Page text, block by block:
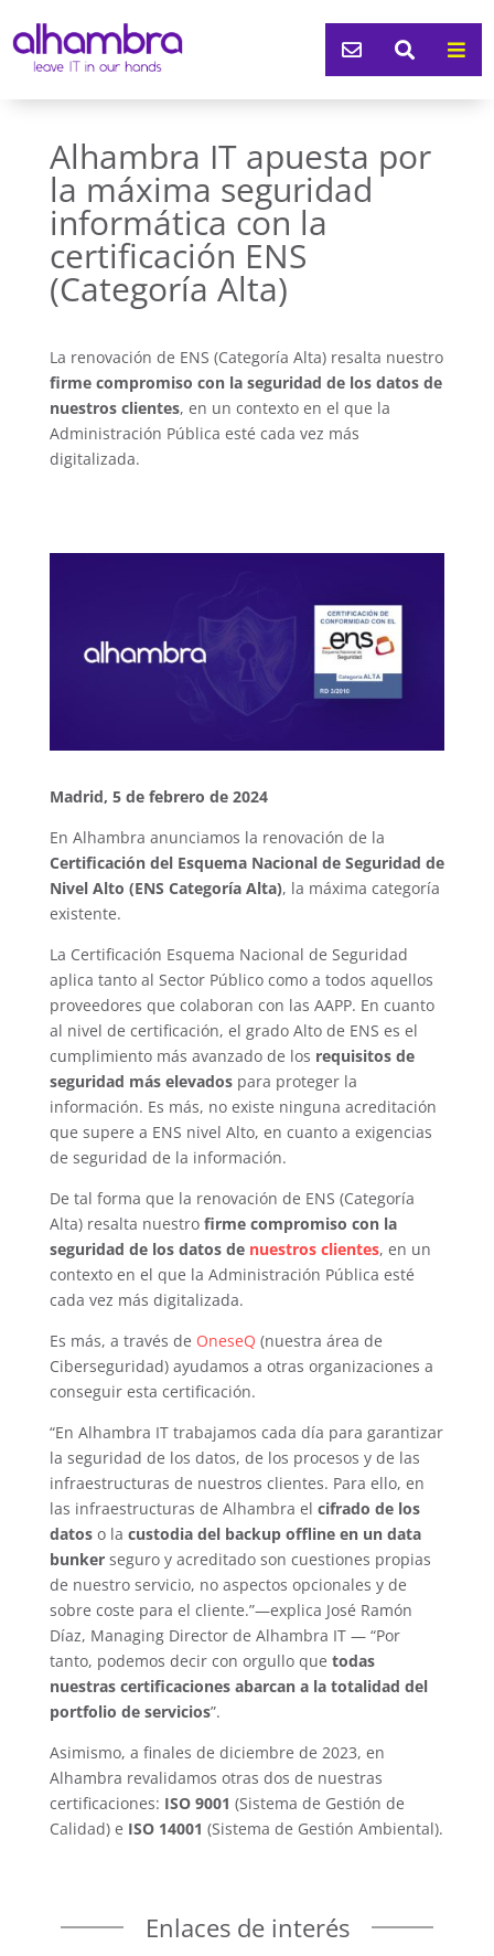
  
Alhambra IT apuesta por
la máxima seguridad
informática con la
certificación ENS
(Categoría Alta)
La renovación de ENS (Categoría Alta) resalta nuestro
firme compromiso con la seguridad de los datos de
nuestros clientes, en un contexto en el que la
Administración Pública esté cada vez más
digitalizada.
Madrid, 5 de febrero de 2024
En Alhambra anunciamos la renovación de la
Certificación del Esquema Nacional de Seguridad de
Nivel Alto (ENS Categoría Alta), la máxima categoría
existente.
La Certificación Esquema Nacional de Seguridad
aplica tanto al Sector Público como a todos aquellos
proveedores que colaboran con las AAPP. En cuanto
al nivel de certificación, el grado Alto de ENS es el
cumplimiento más avanzado de los requisitos de
seguridad más elevadospara proteger la
información. Es más, no existe ninguna acreditación
que supere a ENS nivel Alto, en cuanto a exigencias
de seguridad de la información.
De tal forma que la renovación de ENS (Categoría
Alta) resalta nuestro firme compromiso con la
seguridad de los datos de nuestros clientes, en un
contexto en el que la Administración Pública esté
cada vez más digitalizada.
Es más, a través de OneseQ (nuestra área de
Ciberseguridad) ayudamos a otras organizaciones a
conseguir esta certificación.
“En Alhambra IT trabajamos cada día para garantizar
la seguridad de los datos, de los procesos y de las
infraestructuras de nuestros clientes. Para ello, en
las infraestructuras de Alhambra el cifrado de los
datoso la custodia del backup offline en un data
bunkerseguro y acreditado son cuestiones propias
de nuestro servicio, no aspectos opcionales y de
sobre coste para el cliente.”—explica José Ramón
Díaz, Managing Director de Alhambra IT — “Por
tanto, podemos decir con orgullo que todas
nuestras certificaciones abarcan a la totalidad del
portfolio de servicios”.
Asimismo, a finales de diciembre de 2023, en
Alhambra revalidamos otras dos de nuestras
certificaciones: ISO 9001 (Sistema de Gestión de
Calidad) e ISO 14001 (Sistema de Gestión Ambiental).
Enlaces de interés